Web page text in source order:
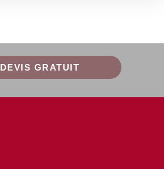
DEVIS GRATUIT